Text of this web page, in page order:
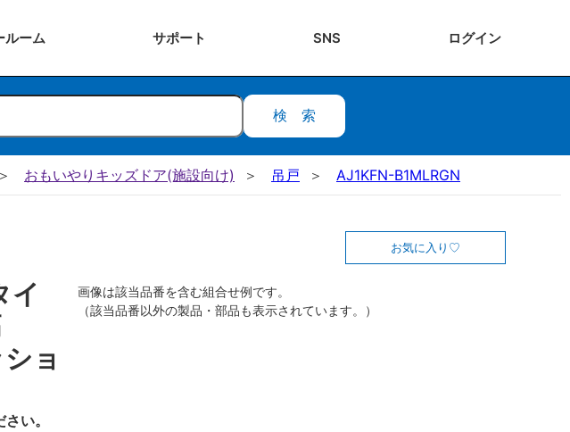
ルーム サポート SNS ログイン
検索
おもいやりキッズドア(施設向け) 吊戸 AJ1KFN-B1MLRGN
イ
ョ
い。
お気に入り
画像は該当品番を含む組合せ例です。
（該当品番以外の製品・部品も表示されています。）